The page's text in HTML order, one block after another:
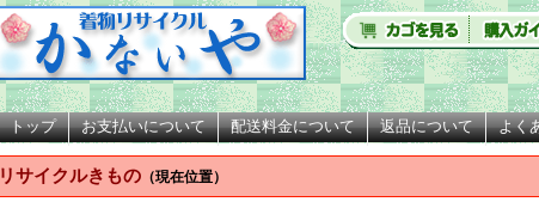
トップ お支払いについて 配送料金について 返品について よく
リサイクルきもの （現在位置）